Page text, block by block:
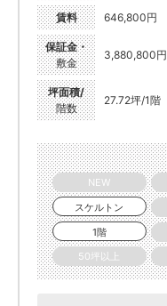
賃料 646,800円
保証金・
敷金
3,880,800円
坪面積/
階数
27.72坪/1階
NEW
スケルトン
1階
50坪以上